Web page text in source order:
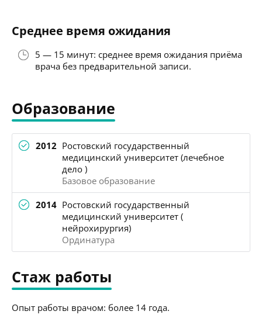
Среднее время ожидания
5 — 15 минут: среднее время ожидания приёма
врача без предварительной записи.
Образование
2012 Ростовский государственный
медицинский университет (лечебное
дело )
Базовое образование
2014 Ростовский государственный
медицинский университет (
нейрохирургия)
Ординатура
Стаж работы
Опыт работы врачом: более 14 года.